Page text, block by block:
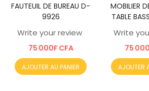
FAUTEUIL DE BUREAU D-
9926
Write your review
75 000F CFA
AJOUTER AU PANIER
MOBILIER
TABLE
Write
75
AJOUTER